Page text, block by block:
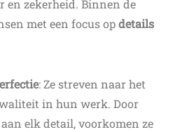
zekerheid. Binnen de
met een focus opdetails
: Ze streven naar het
in hun werk. Door
elk detail, voorkomen ze